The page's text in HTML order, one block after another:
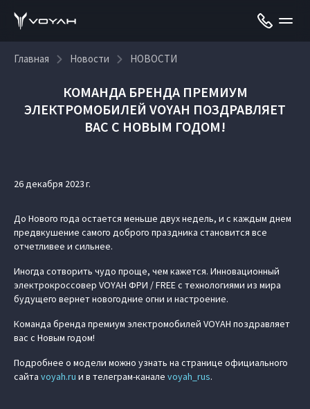
Главная Новости НОВОСТИ
КОМАНДА БРЕНДА ПРЕМИУМ
ЭЛЕКТРОМОБИЛЕЙ VOYAH ПОЗДРАВЛЯЕТ
ВАС С НОВЫМ ГОДОМ!
26 декабря 2023 г.
До Нового года остается меньше двух недель, и с каждым днем
предвкушение самого доброго праздника становится все
отчетливее и сильнее.
Иногда сотворить чудо проще, чем кажется. Инновационный
электрокроссовер VOYAH ФРИ / FREE с технологиями из мира
будущего вернет новогодние огни и настроение.
Команда бренда премиум электромобилей VOYAH поздравляет
вас с Новым годом!
Подробнее о модели можно узнать на странице официального
сайта voyah.ru и в телеграм-канале voyah_rus.